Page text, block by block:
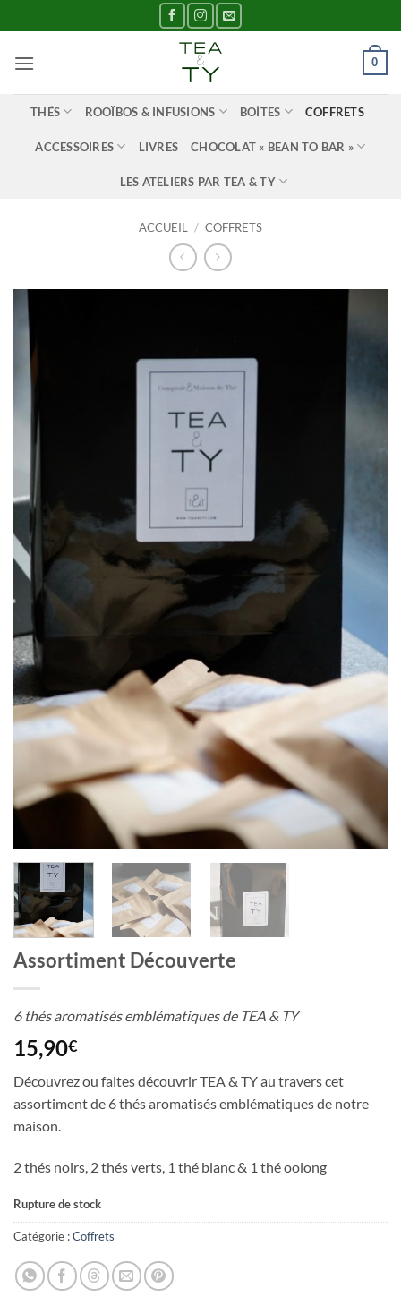
au
contenu
0
THÉS ROOÏBOS & INFUSIONS BOÎTES COFFRETS
ACCESSOIRES LIVRES CHOCOLAT « BEAN TO BAR »
LES ATELIERS PAR TEA & TY
ACCUEIL / COFFRETS
Assortiment Découverte
6 thés aromatisés emblématiques de TEA & TY
15,90€
Découvrez ou faites découvrir TEA & TY au travers cet
assortiment de 6 thés aromatisés emblématiques de notre
maison.
2 thés noirs, 2 thés verts, 1 thé blanc & 1 thé oolong
Rupture de stock
Catégorie :Coffrets